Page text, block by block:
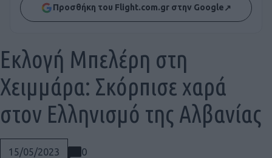
Προσθήκη του Flight.com.gr στην Google↗
15/05/2023 0
Εκλογή Μπελέρη στη
Χειμμάρα: Σκόρπισε χαρά
στον Ελληνισμό της Αλβανίας